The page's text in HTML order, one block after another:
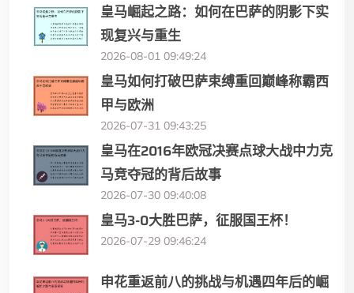
皇马崛起之路：如何在巴萨的阴影下实
现复兴与重生
2026-08-01 09:49:24
皇马如何打破巴萨束缚重回巅峰称霸西
甲与欧洲
2026-07-31 09:43:25
皇马在2016年欧冠决赛点球大战中力克
马竞夺冠的背后故事
2026-07-30 09:40:08
皇马3-0大胜巴萨，征服国王杯！
2026-07-29 09:46:24
申花重返前八的挑战与机遇四年后的崛